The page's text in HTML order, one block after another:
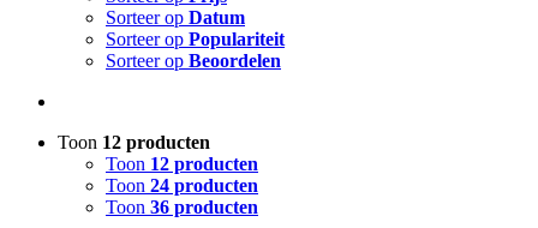
Sorteer op Datum
Sorteer op Populariteit
Sorteer op Beoordelen
Toon 12 producten
Toon 12 producten
Toon 24 producten
Toon 36 producten